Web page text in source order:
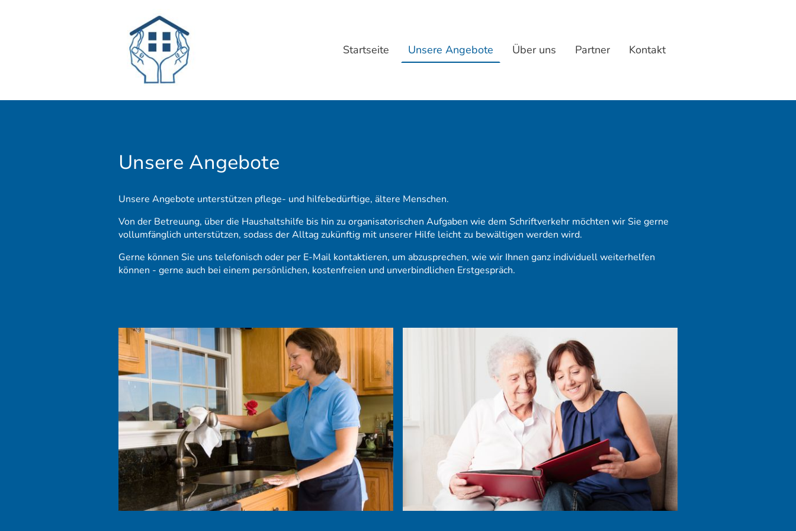
Startseite Unsere Angebote Über uns Partner Kontakt
Unsere Angebote
Unsere Angebote unterstützen pflege- und hilfebedürftige, ältere Menschen.
Von der Betreuung, über die Haushaltshilfe bis hin zu organisatorischen Aufgaben wie dem Schriftverkehr möchten wir Sie gerne
vollumfänglich unterstützen, sodass der Alltag zukünftig mit unserer Hilfe leicht zu bewältigen werden wird.
Gerne können Sie uns telefonisch oder per E-Mail kontaktieren, um abzusprechen, wie wir Ihnen ganz individuell weiterhelfen
können - gerne auch bei einem persönlichen, kostenfreien und unverbindlichen Erstgespräch.